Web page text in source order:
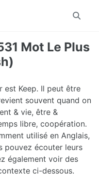
Toggle
Mot Le Plus
est Keep. Il peut être
souvent quand on
& vie, être &
libre, coopération.
utilisé en Anglais,
pouvez écouter leurs
également voir des
ci-dessous.